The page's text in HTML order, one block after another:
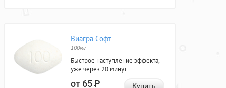
Виагра Софт
100мг
Быстрое наступление эффекта,
уже через 20 минут.
от 65Р Купить